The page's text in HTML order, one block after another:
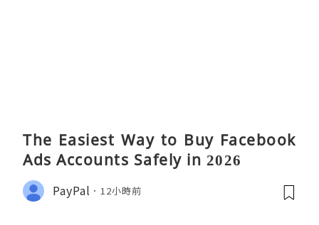
The Easiest Way to Buy Facebook
Ads Accounts Safely in 2026
PayPal 12小時前